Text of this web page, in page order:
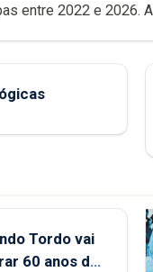
e 2026. A ilha
Tordo vai
60 anos de